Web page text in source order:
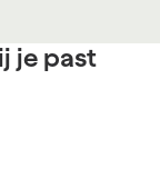
je past